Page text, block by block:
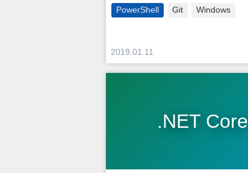
PowerShell Git Windows
2019.01.11
.NET Core